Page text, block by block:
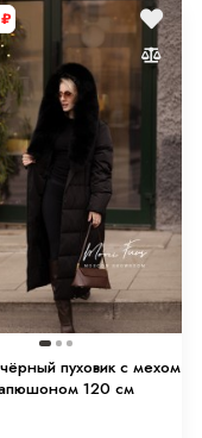
₽
пуховик с мехом
120 см